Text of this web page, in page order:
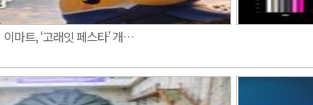
이마트, ‘고래잇 페스타’ 개…